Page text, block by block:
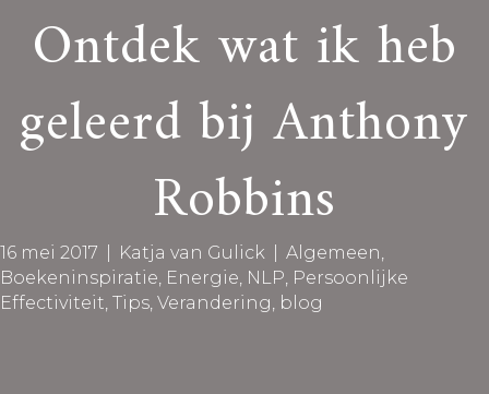
Ontdek wat ik heb
geleerd bij Anthony
Robbins
16 mei 2017 Katja van Gulick Algemeen,
Boekeninspiratie, Energie, NLP, Persoonlijke
Effectiviteit, Tips, Verandering, blog